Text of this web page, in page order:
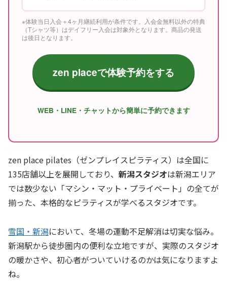
※体験当日入会＋4ヶ月継続利用が条件です。入会金無料以外の特典
（Tシャツ等）はデイフリー入会は対象外となります。商品の発送
は後日となります。
zen placeで体験予約をする
WEB・LINE・チャットから簡単に予約できます
zen place pilates（ゼンプレイスピラティス）は全国に
135店舗以上を展開しており、 新潟スタジオは新潟エリア
では数少ない「マシン・マット・プライベート」の全てが
揃った、本格的なピラティスが学べるスタジオです。
雪国・新潟において、冬場の運動不足解消は切実な悩み。
新潟駅から徒歩圏内の便利な立地ですが、実際のスタジオ
の暖かさや、初心者がついていけるのかは気になりますよ
ね。